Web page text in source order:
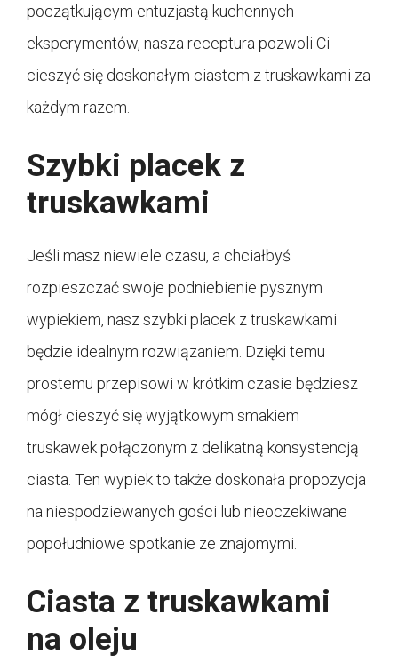
początkującym entuzjastą kuchennych
eksperymentów, nasza receptura pozwoli Ci
cieszyć się doskonałym ciastem z truskawkami za
każdym razem.
Szybki placek z
truskawkami
Jeśli masz niewiele czasu, a chciałbyś
rozpieszczać swoje podniebienie pysznym
wypiekiem, nasz szybki placek z truskawkami
będzie idealnym rozwiązaniem. Dzięki temu
prostemu przepisowi w krótkim czasie będziesz
mógł cieszyć się wyjątkowym smakiem
truskawek połączonym z delikatną konsystencją
ciasta. Ten wypiek to także doskonała propozycja
na niespodziewanych gości lub nieoczekiwane
popołudniowe spotkanie ze znajomymi.
Ciasta z truskawkami
na oleju